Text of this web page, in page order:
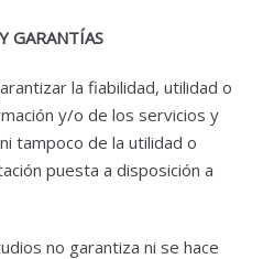
GARANTÍAS
la fiabilidad, utilidad o
y/o de los servicios y
tampoco de la utilidad o
puesta a disposición a
no garantiza ni se hace